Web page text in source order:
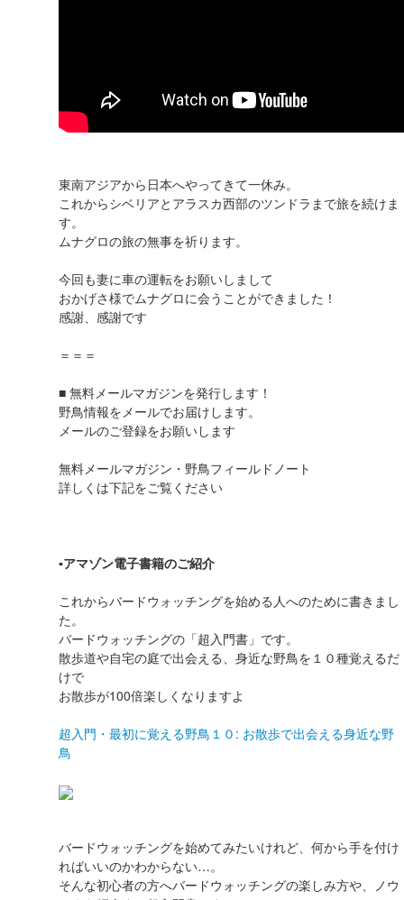
東南アジアから日本へやってきて一休み。
これからシベリアとアラスカ西部のツンドラまで旅を続けま
す。
ムナグロの旅の無事を祈ります。
今回も妻に車の運転をお願いしまして
おかげさ様でムナグロに会うことができました！
感謝、感謝です
＝＝＝
■ 無料メールマガジンを発行します！
野鳥情報をメールでお届けします。
メールのご登録をお願いします
無料メールマガジン・野鳥フィールドノート
詳しくは下記をご覧ください
▪️アマゾン電子書籍のご紹介
これからバードウォッチングを始める人へのために書きまし
た。
バードウォッチングの「超入門書」です。
散歩道や自宅の庭で出会える、身近な野鳥を１０種覚えるだ
けで
お散歩が100倍楽しくなりますよ
超入門・最初に覚える野鳥１０: お散歩で出会える身近な野
鳥
バードウォッチングを始めてみたいけれど、何から手を付け
ればいいのかわからない…。
そんな初心者の方へバードウォッチングの楽しみ方や、ノウ